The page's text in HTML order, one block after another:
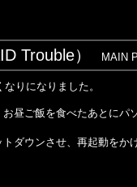
Trouble）
りになりました。
昼ご飯を食べたあとにパ
ダウンさせ、再起動をか